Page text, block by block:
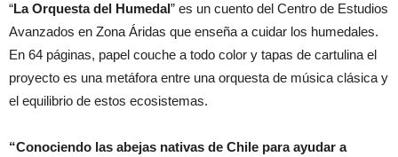
“La Orquesta del Humedal” es un cuento del Centro de Estudios
Avanzados en Zona Áridas que enseña a cuidar los humedales.
En 64 páginas, papel couche a todo color y tapas de cartulina el
proyecto es una metáfora entre una orquesta de música clásica y
el equilibrio de estos ecosistemas.
“Conociendo las abejas nativas de Chile para ayudar a